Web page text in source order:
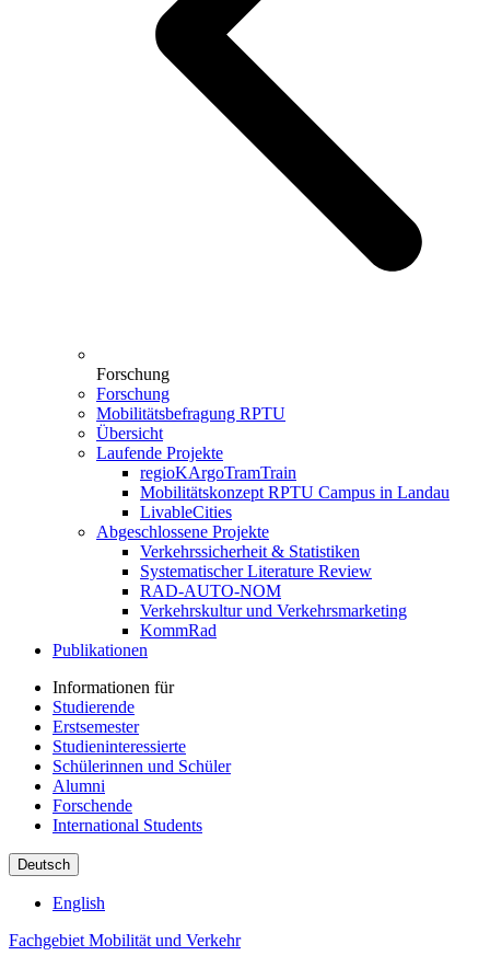
Forschung
Forschung
Mobilitätsbefragung RPTU
Übersicht
Laufende Projekte
regioKArgoTramTrain
Mobilitätskonzept RPTU Campus in Landau
LivableCities
Abgeschlossene Projekte
Verkehrssicherheit & Statistiken
Systematischer Literature Review
RAD-AUTO-NOM
Verkehrskultur und Verkehrsmarketing
KommRad
Publikationen
Informationen für
Studierende
Erstsemester
Studieninteressierte
Schülerinnen und Schüler
Alumni
Forschende
International Students
Deutsch
English
Fachgebiet Mobilität und Verkehr